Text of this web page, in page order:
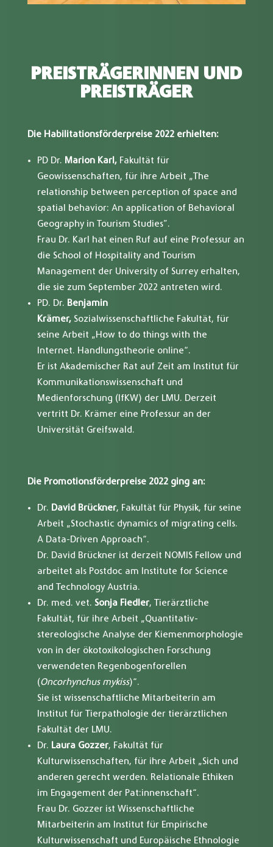
PREISTRÄGERINNEN UND
PREISTRÄGER
Die Habilitationsförderpreise 2022 erhielten:
PD Dr. Marion Karl, Fakultät für
Geowissenschaften, für ihre Arbeit „The
relationship between perception of space and
spatial behavior: An application of Behavioral
Geography in Tourism Studies”.
Frau Dr. Karl hat einen Ruf auf eine Professur an
die School of Hospitality and Tourism
Management der University of Surrey erhalten,
die sie zum September 2022 antreten wird.
PD. Dr. Benjamin
Krämer, Sozialwissenschaftliche Fakultät, für
seine Arbeit „How to do things with the
Internet. Handlungstheorie online“.
Er ist Akademischer Rat auf Zeit am Institut für
Kommunikationswissenschaft und
Medienforschung (IfKW) der LMU. Derzeit
vertritt Dr. Krämer eine Professur an der
Universität Greifswald.
Die Promotionsförderpreise 2022 ging an:
Dr. David Brückner, Fakultät für Physik, für seine
Arbeit „Stochastic dynamics of migrating cells.
A Data-Driven Approach“.
Dr. David Brückner ist derzeit NOMIS Fellow und
arbeitet als Postdoc am Institute for Science
and Technology Austria.
Dr. med. vet. Sonja Fiedler, Tierärztliche
Fakultät, für ihre Arbeit „Quantitativ-
stereologische Analyse der Kiemenmorphologie
von in der ökotoxikologischen Forschung
verwendeten Regenbogenforellen
(Oncorhynchus mykiss)“.
Sie ist wissenschaftliche Mitarbeiterin am
Institut für Tierpathologie der tierärztlichen
Fakultät der LMU.
Dr. Laura Gozzer, Fakultät für
Kulturwissenschaften, für ihre Arbeit „Sich und
anderen gerecht werden. Relationale Ethiken
im Engagement der Pat:innenschaft“.
Frau Dr. Gozzer ist Wissenschaftliche
Mitarbeiterin am Institut für Empirische
Kulturwissenschaft und Europäische Ethnologie